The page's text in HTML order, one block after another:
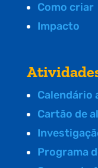
Como criar
Impacto
Calendário
Cartão de
Programa